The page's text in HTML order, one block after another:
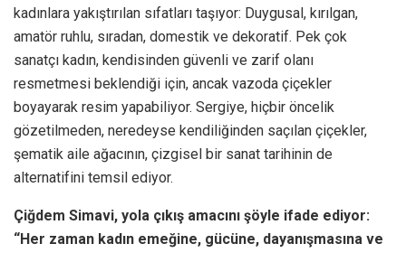
kadınlara yakıştırılan sıfatları taşıyor: Duygusal, kırılgan,
amatör ruhlu, sıradan, domestik ve dekoratif. Pek çok
sanatçı kadın, kendisinden güvenli ve zarif olanı
resmetmesi beklendiği için, ancak vazoda çiçekler
boyayarak resim yapabiliyor. Sergiye, hiçbir öncelik
gözetilmeden, neredeyse kendiliğinden saçılan çiçekler,
şematik aile ağacının, çizgisel bir sanat tarihinin de
alternatifini temsil ediyor.
Çiğdem Simavi, yola çıkış amacını şöyle ifade ediyor:
“Her zaman kadın emeğine, gücüne, dayanışmasına ve